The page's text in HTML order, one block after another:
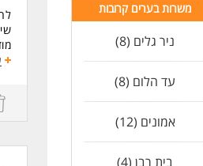
משרות בערים קרובות
ניר גלים (8)
עד הלום (8)
אמונים (12)
בית רבן (4)
*